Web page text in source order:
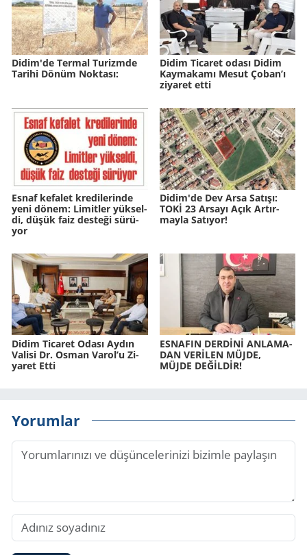
Didim'de Ter­mal Tu­rizm­de
Ta­ri­hi Dönüm Nok­ta­sı:
Didim Ticaret odası Didim
Kaymakamı Mesut Çoban’ı
ziyaret etti
Esnaf ke­fa­let kre­di­le­rin­de
yeni dönem: Li­mit­ler yük­sel­
di, düşük faiz des­te­ği sü­rü­
yor
Didim'de Dev Arsa Sa­tı­şı:
TOKİ 23 Ar­sa­yı Açık Ar­tır­
may­la Sa­tı­yor!
Didim Ti­ca­ret Odası Aydın
Va­li­si Dr. Osman Varol’u Zi­
ya­ret Etti
ES­NA­FIN DERDİNİ AN­LA­MA­
DAN VERİLEN MÜJDE,
MÜJDE DEĞİLDİR!
Yorumlar